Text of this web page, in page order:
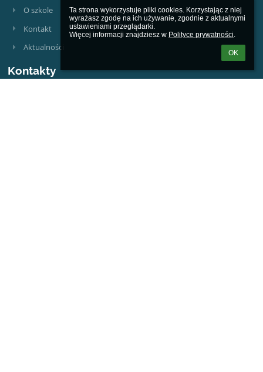
Ta strona wykorzystuje pliki cookies. Korzystając z niej
wyrażasz zgodę na ich używanie, zgodnie z aktualnymi
ustawieniami przeglądarki.
Więcej informacji znajdziesz w Polityce prywatności.
OK
O szkole
Kontakt
Aktualności
Kontakty